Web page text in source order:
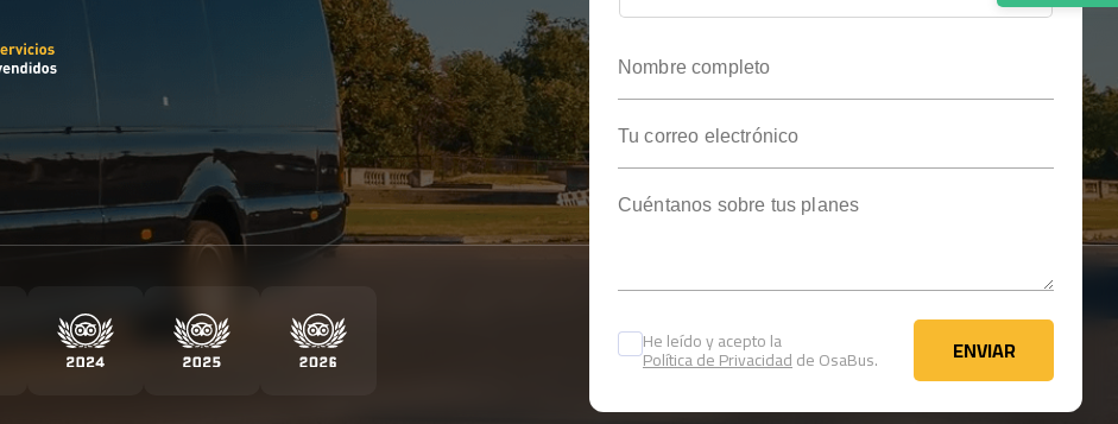
He leído y acepto la
Política de Privacidadde OsaBus. ENVIAR
ENVIAR